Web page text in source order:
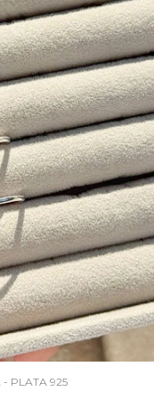
PLATA 925